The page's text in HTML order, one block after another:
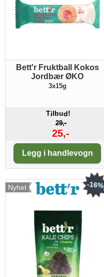
Bett'r Fruktball Kokos
Jordbær ØKO
3x15g
Tilbud!
29,-
25,-
Legg i handlevogn
Nyhet -16%